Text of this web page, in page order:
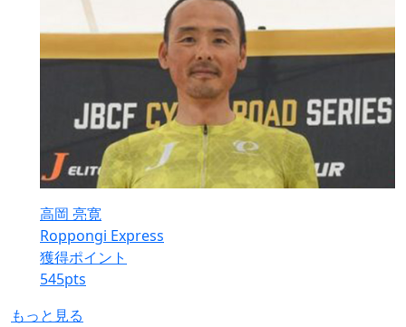
高岡 亮寛
Roppongi Express
獲得ポイント
545pts
もっと見る